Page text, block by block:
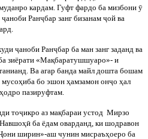
кардам. Гуфт фардо ба мизбони ӯ
ҷаноби Ранҷбар занг бизанам ҷой ва
ҷаноби Ранҷбар ба ман занг заданд ва
зиёрати «Мақбаратушшуаро»- и
Ва агар банда майл дошта бошам
бо эшон ҳамзамон онҷо ҳал
пазируфтам.
тоҷикро аз мақбараи устод Мирзо
ӣ ба ёдам оварданд, ки шодравон
они ширин»-аш чунин мисраъҳоеро ба